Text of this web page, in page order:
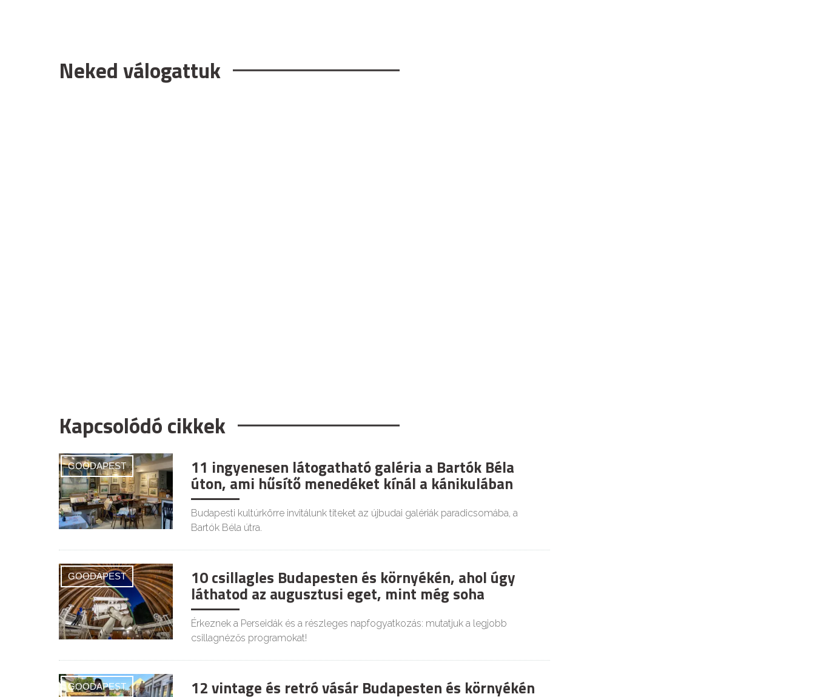
Neked válogattuk
Kapcsolódó cikkek
GOODAPEST 11 ingyenesen látogatható galéria a Bartók Béla
úton, ami hűsítő menedéket kínál a kánikulában
Budapesti kultúrkörre invitálunk titeket az újbudai galériák paradicsomába, a
Bartók Béla útra.
GOODAPEST 10 csillagles Budapesten és környékén, ahol úgy
láthatod az augusztusi eget, mint még soha
Érkeznek a Perseidák és a részleges napfogyatkozás: mutatjuk a legjobb
csillagnézős programokat!
GOODAPEST 12 vintage és retró vásár Budapesten és környékén